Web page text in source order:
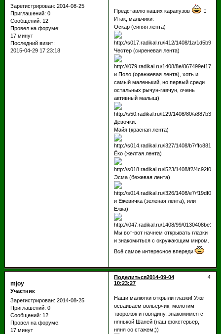
Зарегистрирован: 2014-08-25
Приглашений: 0
Сообщений: 12
Провел на форуме:
17 минут
Последний визит:
2015-04-29 17:23:18
Представлю наших карапузов

Итак, мальчики:
Оскар (синяя лента)
Честер (сиреневая лента)
и Поло (оранжевая лента), хоть и
самый маленький, но первый среди
остальных рычун-гавчун, очень
активный малыш)
Девочки:
Майя (красная лента)
Ёко (желтая лента)
Эсма (бежевая лента)
и Ежевичка (зеленая лента), или
Ёжка)
Мы вот-вот начнем открывать глазки
и знакомиться с окружающим миром.
Всё самое интересное впереди!
Поделиться 4
2014-09-04
10:23:27
mjoy
Участник
Зарегистрирован: 2014-08-25
Приглашений: 0
Сообщений: 12
Провел на форуме:
17 минут
Наши малютки открыли глазки! Уже
осваиваем вольерчик, молотим
творожок и говядину, знакомимся с
нянькой Шаней (наш фокстерьер,
няня со стажем;))